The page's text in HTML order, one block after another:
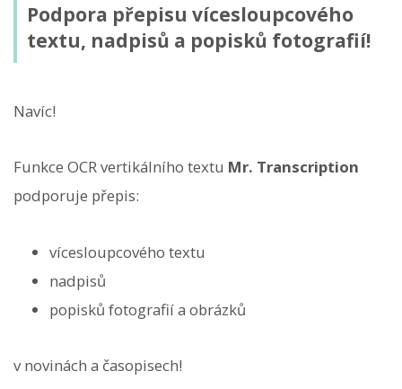
Podpora přepisu vícesloupcového
textu, nadpisů a popisků fotografií!
Navíc!
Funkce OCR vertikálního textu Mr. Transcription
podporuje přepis:
vícesloupcového textu
nadpisů
popisků fotografií a obrázků
v novinách a časopisech!